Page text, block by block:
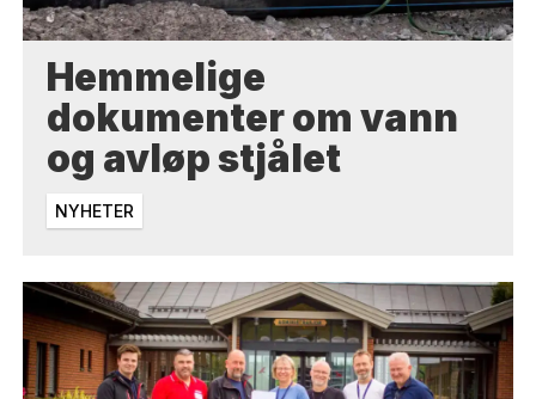
Hemmelige
dokumenter om vann
og avløp stjålet
NYHETER